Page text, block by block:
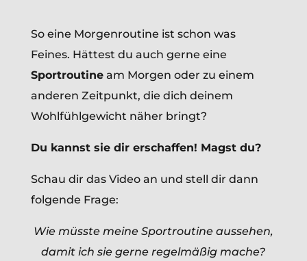
So eine Morgenroutine ist schon was
Feines. Hättest du auch gerne eine
Sportroutineam Morgen oder zu einem
anderen Zeitpunkt, die dich deinem
Wohlfühlgewicht näher bringt?
Du kannst sie dir erschaffen! Magst du?
Schau dir das Video an und stell dir dann
folgende Frage:
Wie müsste meine Sportroutine aussehen,
damit ich sie gerne regelmäßig mache?